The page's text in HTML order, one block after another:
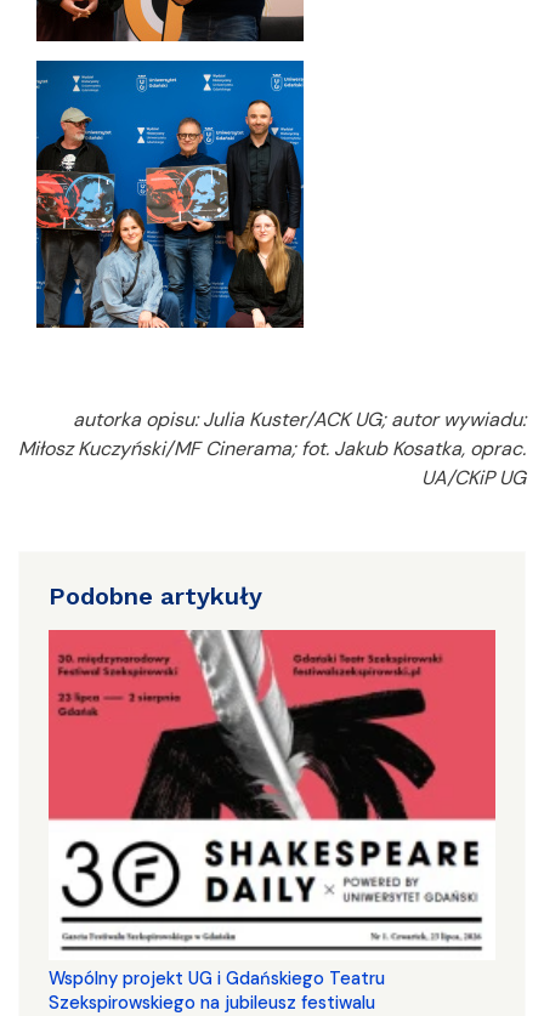
autorka opisu: Julia Kuster/ACK UG; autor wywiadu:
Miłosz Kuczyński/MF Cinerama; fot. Jakub Kosatka, oprac.
UA/CKiP UG
Podobne artykuły
Wspólny projekt UG i Gdańskiego Teatru
Szekspirowskiego na jubileusz festiwalu